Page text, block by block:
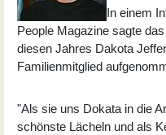
In einem
People Magazine sagte
diesen Jahres Dakota
Familienmitglied
"Als sie uns Dokata in die
schönste Lächeln und als